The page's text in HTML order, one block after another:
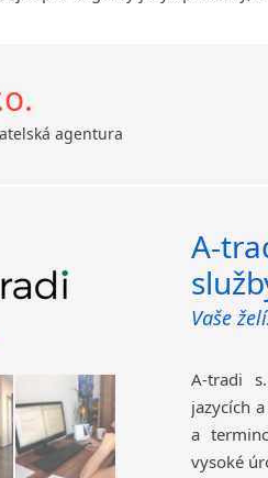
Labem
Labem
agentura
A-
Vaše
A-tradi
jazycích
a
vysoké